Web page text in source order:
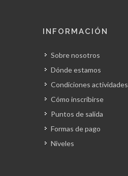
INFORMACIÓN
Sobre nosotros
Dónde estamos
Condiciones actividades
Cómo inscribirse
Puntos de salida
Formas de pago
Niveles